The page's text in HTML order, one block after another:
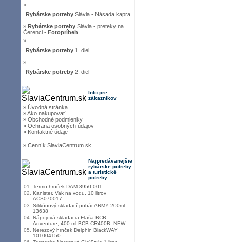
»
Rybárske potreby Slávia - Násada kapra
» Rybárske potreby Slávia - preteky na
Čerenci - Fotopríbeh
»
Rybárske potreby 1. diel
»
Rybárske potreby 2. diel
Info pre
zákazníkov
» Úvodná stránka
» Ako nakupovať
» Obchodné podmienky
» Ochrana osobných údajov
» Kontaktné údaje
» Cenník SlaviaCentrum.sk
Najpredávanejšie
rybárske potreby
a turistické
potreby
01.
Termo hrnček DAM 8950 001
02.
Kanister, Vak na vodu, 10 litrov
ACS070017
03.
Silikónový skladací pohár ARMY 200ml
13638
04. Nápojová skladacia Fľaša BCB
Adventure, 400 ml BCB-CR400B_NEW
05.
Nerezový hrnček Delphin BlackWAY
101004150